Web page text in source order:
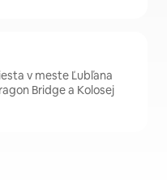
v meste Ľubľana
Bridge a Kolosej